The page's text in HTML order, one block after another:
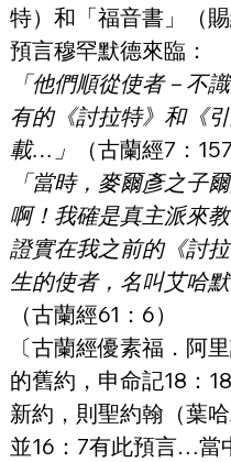
特）和「福音書」（
預言穆罕默德來臨：
「他們順從使者－不
有的《討拉特》和《
載…」
（古蘭經7：157
「當時，麥爾彥之子
啊！我確是真主派來
證實在我之前的《討拉
生的使者，名叫艾哈
（古蘭經61：6）
〔古蘭經優素福．阿
的舊約，申命記18：
新約，則聖約翰（葉
並16：7有此預言…當